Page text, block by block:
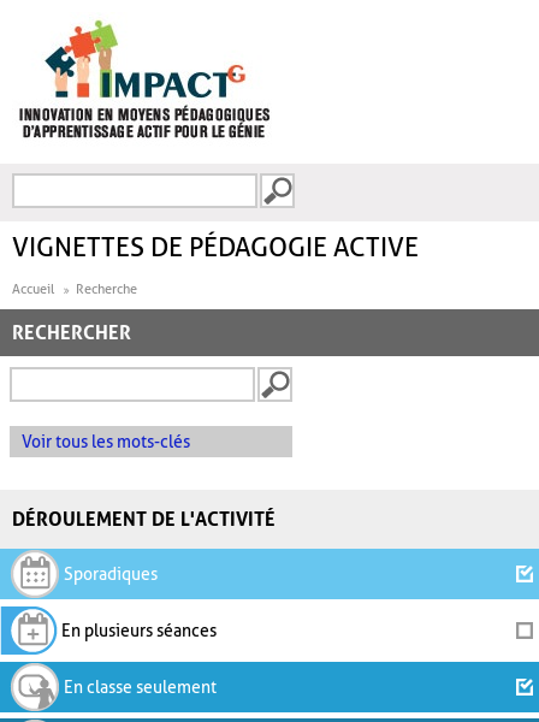
FORMULAIRE DE
VIGNETTES DE PÉDAGOGIE ACTIVE
Accueil Recherche
RECHERCHER
Voir tous les mots-clés
DÉROULEMENT DE L'ACTIVITÉ
Sporadiques
En plusieurs séances
En classe seulement